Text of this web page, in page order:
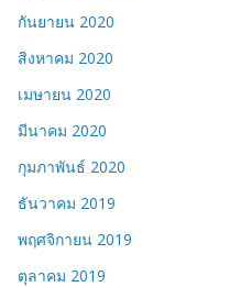
กันยายน 2020
สิงหาคม 2020
เมษายน 2020
มีนาคม 2020
กุมภาพันธ์ 2020
ธันวาคม 2019
พฤศจิกายน 2019
ตุลาคม 2019